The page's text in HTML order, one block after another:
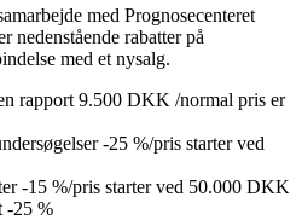
med Prognosecenteret
rabatter på
med et nysalg.
rapport 9.500 DKK /normal pris er
-25 %/pris starter ved
-15 %/pris starter ved 50.000 DKK
-25 %